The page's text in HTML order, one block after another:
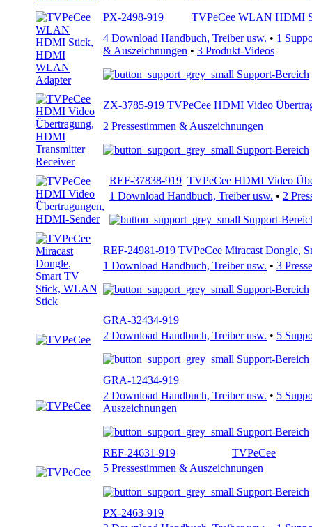
PX-2498-919
TVPeCee WLAN HDMI
4 Download Handbuch, Treiber usw. • 1
& Auszeichnungen • 3 Produkt-Videos
Support-Bereich
ZX-3785-919 TVPeCee HDMI Video
2 Pressestimmen & Auszeichnungen
Support-Bereich
REF-37838-919 TVPeCee HDMI Video
1 Download Handbuch, Treiber usw. • 2
Support-
REF-24981-919 TVPeCee Miracast Dongle,
1 Download Handbuch, Treiber usw. • 3
Support-Bereich
GRA-32434-919
2 Download Handbuch, Treiber usw. • 5
Support-Bereich
GRA-12434-919
2 Download Handbuch, Treiber usw. • 5
Auszeichnungen
Support-Bereich
REF-24631-919
TVPeCee
5 Pressestimmen & Auszeichnungen
Support-Bereich
PX-2463-919